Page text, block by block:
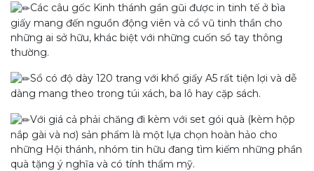
Các câu gốc Kinh thánh gần gũi được in tinh tế ở bìa
giấy mang đến nguồn động viên và cổ vũ tinh thần cho
những ai sở hữu, khác biệt với những cuốn sổ tay thông
thường.
Sổ có độ dày 120 trang với khổ giấy A5 rất tiện lợi và dễ
dàng mang theo trong túi xách, ba lô hay cặp sách.
Với giá cả phải chăng đi kèm với set gói quà (kèm hộp
nắp gài và nơ) sản phẩm là một lựa chọn hoàn hảo cho
những Hội thánh, nhóm tin hữu đang tìm kiếm những phần
quà tặng ý nghĩa và có tính thẩm mỹ.